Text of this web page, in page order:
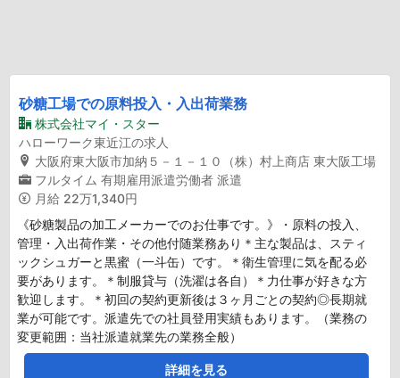
砂糖工場での原料投入・入出荷業務
株式会社マイ・スター
ハローワーク東近江の求人
大阪府東大阪市加納５－１－１０（株）村上商店 東大阪工場
フルタイム 有期雇用派遣労働者 派遣
月給 22万1,340円
《砂糖製品の加工メーカーでのお仕事です。》・原料の投入、
管理・入出荷作業・その他付随業務あり＊主な製品は、スティ
ックシュガーと黒蜜（一斗缶）です。＊衛生管理に気を配る必
要があります。＊制服貸与（洗濯は各自）＊力仕事が好きな方
歓迎します。＊初回の契約更新後は３ヶ月ごとの契約◎長期就
業が可能です。派遣先での社員登用実績もあります。（業務の
変更範囲：当社派遣就業先の業務全般）
詳細を見る